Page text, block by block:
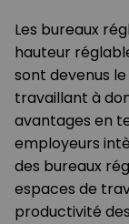
Les bureaux
hauteur
sont devenus
travaillant à
avantages en
employeurs
des bureaux
espaces de
productivité